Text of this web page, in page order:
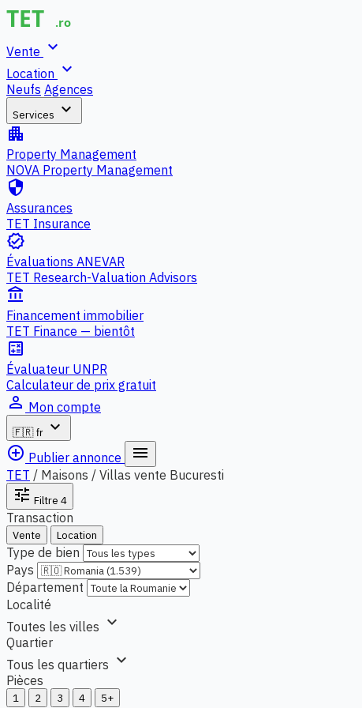
Vente expand_more
Location expand_more
Neufs Agences
Services expand_more
apartment
Property Management
NOVA Property Management
security
Assurances
TET Insurance
verified
Évaluations ANEVAR
TET Research-Valuation Advisors
account_balance
Financement immobilier
TET Finance — bientôt
calculate
Évaluateur UNPR
Calculateur de prix gratuit
person_outline Mon compte
🇫🇷 fr
expand_more
add_circle_outline Publier annonce menu
TET / Maisons / Villas vente Bucuresti
tune Filtre 4
Transaction
Vente Location
Type de bien
Pays
Département
Localité
Toutes les villes expand_more
Quartier
Tous les quartiers expand_more
Pièces
1 2 3 4 5+